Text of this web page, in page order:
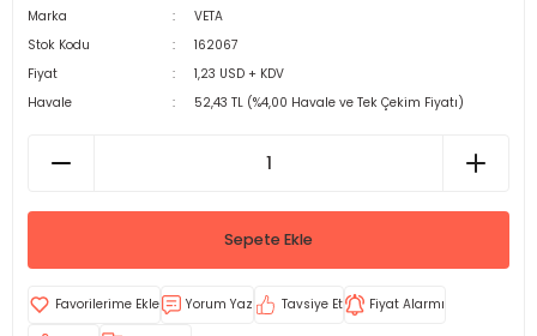
Marka
VETA
Stok Kodu
162067
Fiyat
1,23 USD + KDV
Havale
52,43 TL (%4,00 Havale ve Tek Çekim Fiyatı)
Sepete Ekle
Yorum Yaz Tavsiye Et Fiyat Alarmı